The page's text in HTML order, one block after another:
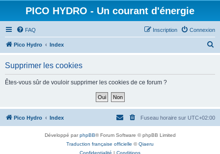
PICO HYDRO - Un courant d'énergie
FAQ Connexion
Inscription
Pico Hydro Index
h
Supprimer les cookies
Êtes-vous sûr de vouloir supprimer les cookies de ce forum ?
Pico Hydro Index Fuseau horaire sur UTC+02:00
Développé parphpBB® Forum Software © phpBB Limited
Traduction française officielle ©Qiaeru
Confidentialité | Conditions